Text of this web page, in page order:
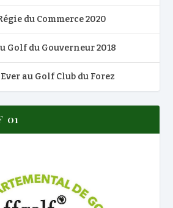
du Commerce 2020
Golf du Gouverneur 2018
au Golf Club du Forez
01